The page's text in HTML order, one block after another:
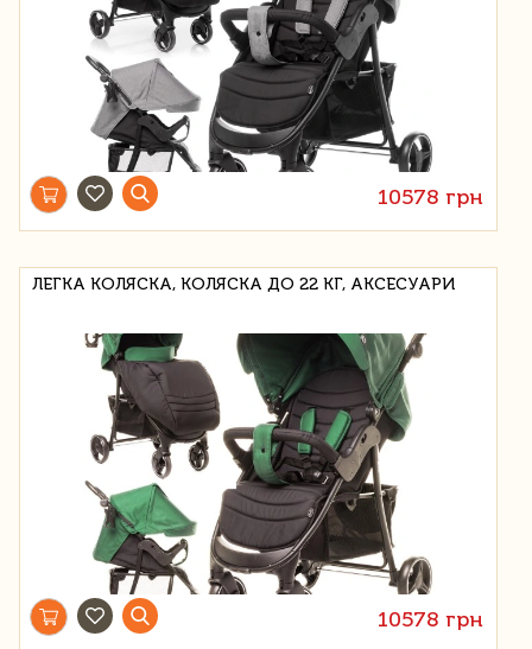
10578 грн
ЛЕГКА КОЛЯСКА, КОЛЯСКА ДО 22 КГ, АКСЕСУАРИ
10578 грн